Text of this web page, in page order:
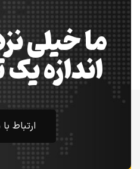
ما خیلی
اندازه
ارتباط